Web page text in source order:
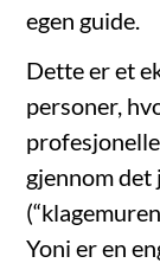
egen guide.
Dette er et
personer,
gjennom
Yoni er en